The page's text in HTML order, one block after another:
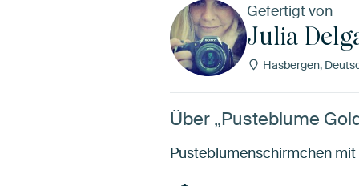
Gefertigt von
Julia
Hasbergen,
Über „Pusteblume
Pusteblumenschirmchen